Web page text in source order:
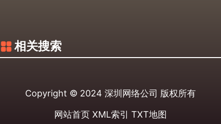
相关搜索
Copyright © 2024 深圳网络公司 版权所有
网站首页 XML索引 TXT地图